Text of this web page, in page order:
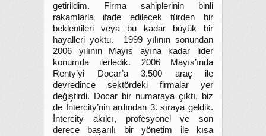
getirildim. Firma sahiplerinin binli
rakamlarla ifade edilecek türden bir
beklentileri veya bu kadar büyük bir
hayalleri yoktu. 1999 yılının sonundan
2006 yılının Mayıs ayına kadar lider
konumda ilerledik. 2006 Mayıs’ında
Renty’yi Docar’a 3.500 araç ile
devredince sektördeki firmalar yer
değiştirdi. Docar bir numaraya çıktı, biz
de İntercity’nin ardından 3. sıraya geldik.
İntercity akılcı, profesyonel ve son
derece başarılı bir yönetim ile kısa